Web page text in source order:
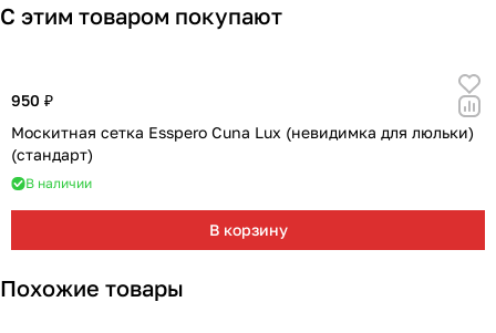
С этим товаром покупают
950 ₽
Москитная сетка Esspero Cuna Lux (невидимка для люльки)
(стандарт)
В наличии
В корзину
Похожие товары